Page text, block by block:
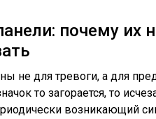
почему их
не для тревоги, а для
то загорается, то
возникающий